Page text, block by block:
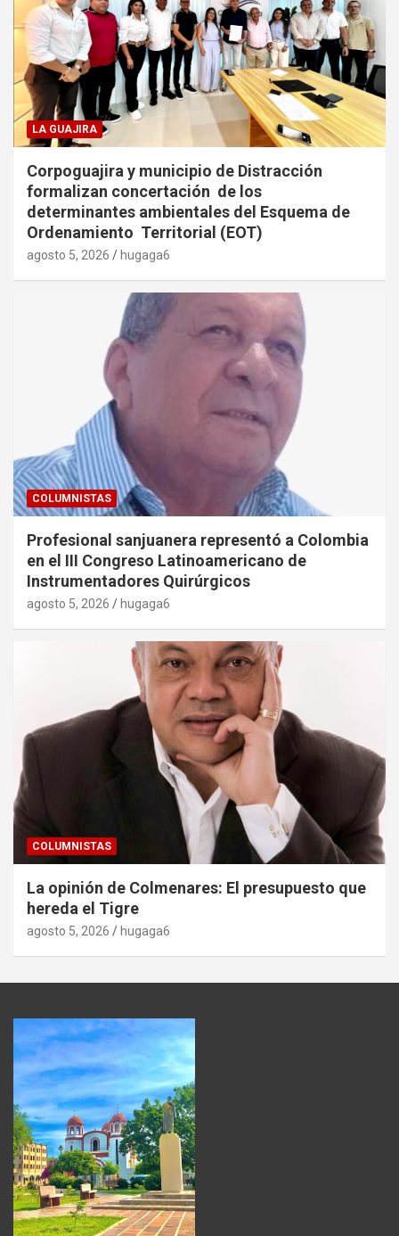
LA GUAJIRA
Corpoguajira y municipio de Distracción
formalizan concertación de los
determinantes ambientales del Esquema de
Ordenamiento Territorial (EOT)
agosto 5, 2026 hugaga6
COLUMNISTAS
Profesional sanjuanera representó a Colombia
en el III Congreso Latinoamericano de
Instrumentadores Quirúrgicos
agosto 5, 2026 hugaga6
COLUMNISTAS
La opinión de Colmenares: El presupuesto que
hereda el Tigre
agosto 5, 2026 hugaga6